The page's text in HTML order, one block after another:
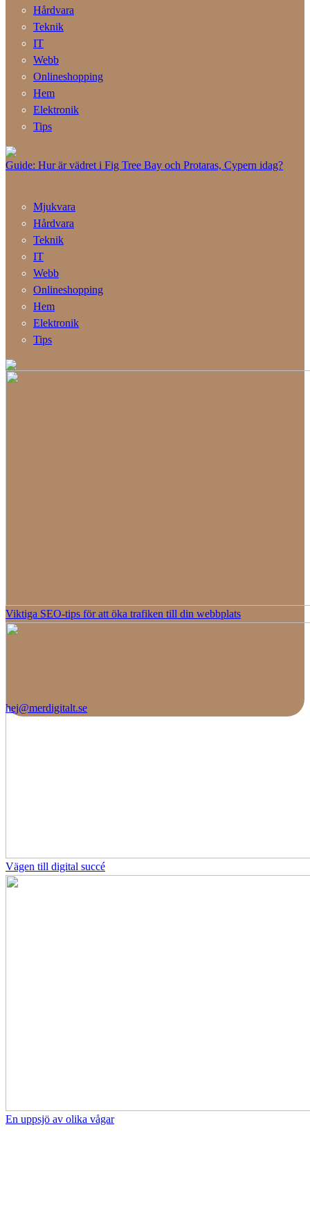
Hårdvara
Teknik
IT
Webb
Onlineshopping
Hem
Elektronik
Tips
Guide: Hur är vädret i Fig Tree Bay och Protaras, Cypern idag?
Mjukvara
Hårdvara
Teknik
IT
Webb
Onlineshopping
Hem
Elektronik
Tips
Viktiga SEO-tips för att öka trafiken till din webbplats
Vägen till digital succé
En uppsjö av olika vågar
hej@merdigitalt.se